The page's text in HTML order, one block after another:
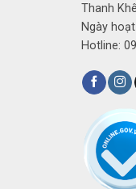
Thanh
Ngày
Hotline: